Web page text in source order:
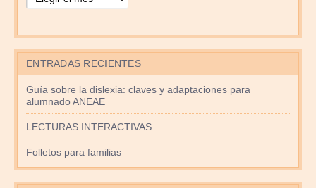
ENTRADAS RECIENTES
Guía sobre la dislexia: claves y adaptaciones para
alumnado ANEAE
LECTURAS INTERACTIVAS
Folletos para familias